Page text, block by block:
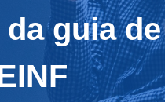
guia de